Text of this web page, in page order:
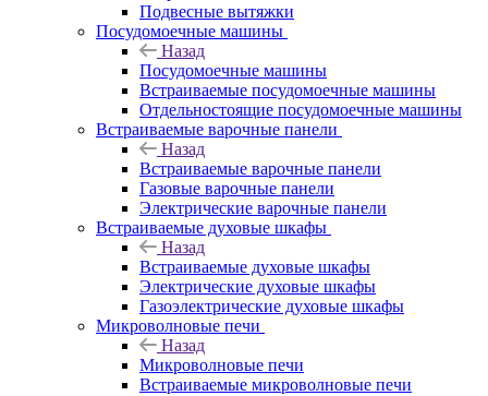
Подвесные вытяжки
Посудомоечные машины
Назад
Посудомоечные машины
Встраиваемые посудомоечные машины
Отдельностоящие посудомоечные машины
Встраиваемые варочные панели
Назад
Встраиваемые варочные панели
Газовые варочные панели
Электрические варочные панели
Встраиваемые духовые шкафы
Назад
Встраиваемые духовые шкафы
Электрические духовые шкафы
Газоэлектрические духовые шкафы
Микроволновые печи
Назад
Микроволновые печи
Встраиваемые микроволновые печи